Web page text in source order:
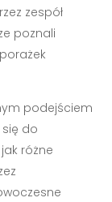
zespół
poznali
podejściem
do
różne